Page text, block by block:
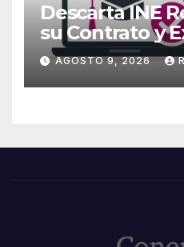
Descarta INE
su Contrato y
Admisión
AGOSTO 9, 2026